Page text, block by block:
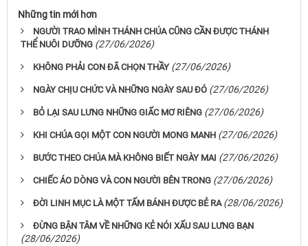
Những tin mới hơn
NGƯỜI TRAO MÌNH THÁNH CHÚA CŨNG CẦN ĐƯỢC THÁNH
THỂ NUÔI DƯỠNG (27/06/2026)
KHÔNG PHẢI CON ĐÃ CHỌN THẦY (27/06/2026)
NGÀY CHỊU CHỨC VÀ NHỮNG NGÀY SAU ĐÓ (27/06/2026)
BỎ LẠI SAU LƯNG NHỮNG GIẤC MƠ RIÊNG (27/06/2026)
KHI CHÚA GỌI MỘT CON NGƯỜI MONG MANH (27/06/2026)
BƯỚC THEO CHÚA MÀ KHÔNG BIẾT NGÀY MAI (27/06/2026)
CHIẾC ÁO DÒNG VÀ CON NGƯỜI BÊN TRONG (27/06/2026)
ĐỜI LINH MỤC LÀ MỘT TẤM BÁNH ĐƯỢC BẺ RA (28/06/2026)
ĐỪNG BẬN TÂM VỀ NHỮNG KẺ NÓI XẤU SAU LƯNG BẠN
(28/06/2026)